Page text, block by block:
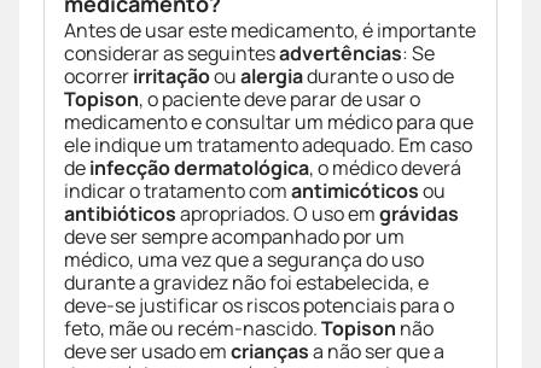
Antes de usar este medicamento, é importante
considerar as seguintesadvertências: Se
ocorrerirritaçãooualergiadurante o uso de
Topison, o paciente deve parar de usar o
medicamento e consultar um médico para que
ele indique um tratamento adequado. Em caso
deinfecção dermatológica, o médico deverá
indicar o tratamento comantimicóticosou
antibióticosapropriados. O uso emgrávidas
deve ser sempre acompanhado por um
médico, uma vez que a segurança do uso
durante a gravidez não foi estabelecida, e
deve-se justificar os riscos potenciais para o
feto, mãe ou recém-nascido.Topison não
deve ser usado emcriançasa não ser que a